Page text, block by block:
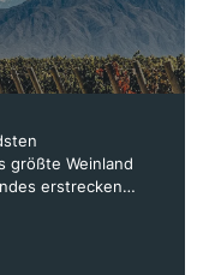
größte Weinland
erstrecken
Bedingungen